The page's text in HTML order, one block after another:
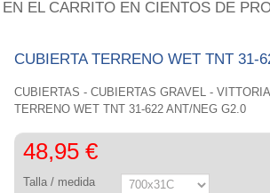
EL CARRITO EN CIENTOS DE
CUBIERTA TERRENO WET TNT 31-
CUBIERTAS - CUBIERTAS GRAVEL -
TERRENO WET TNT 31-622 ANT/NEG G2.0
48,95 €
Talla / medida